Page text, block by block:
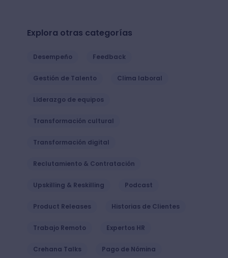
Explora otras categorías
Desempeño Feedback
Gestión de Talento Clima laboral
Liderazgo de equipos
Transformación cultural
Transformación digital
Reclutamiento & Contratación
Upskilling & Reskilling Podcast
Product Releases Historias de Clientes
Trabajo Remoto Expertos HR
Crehana Talks Pago de Nómina